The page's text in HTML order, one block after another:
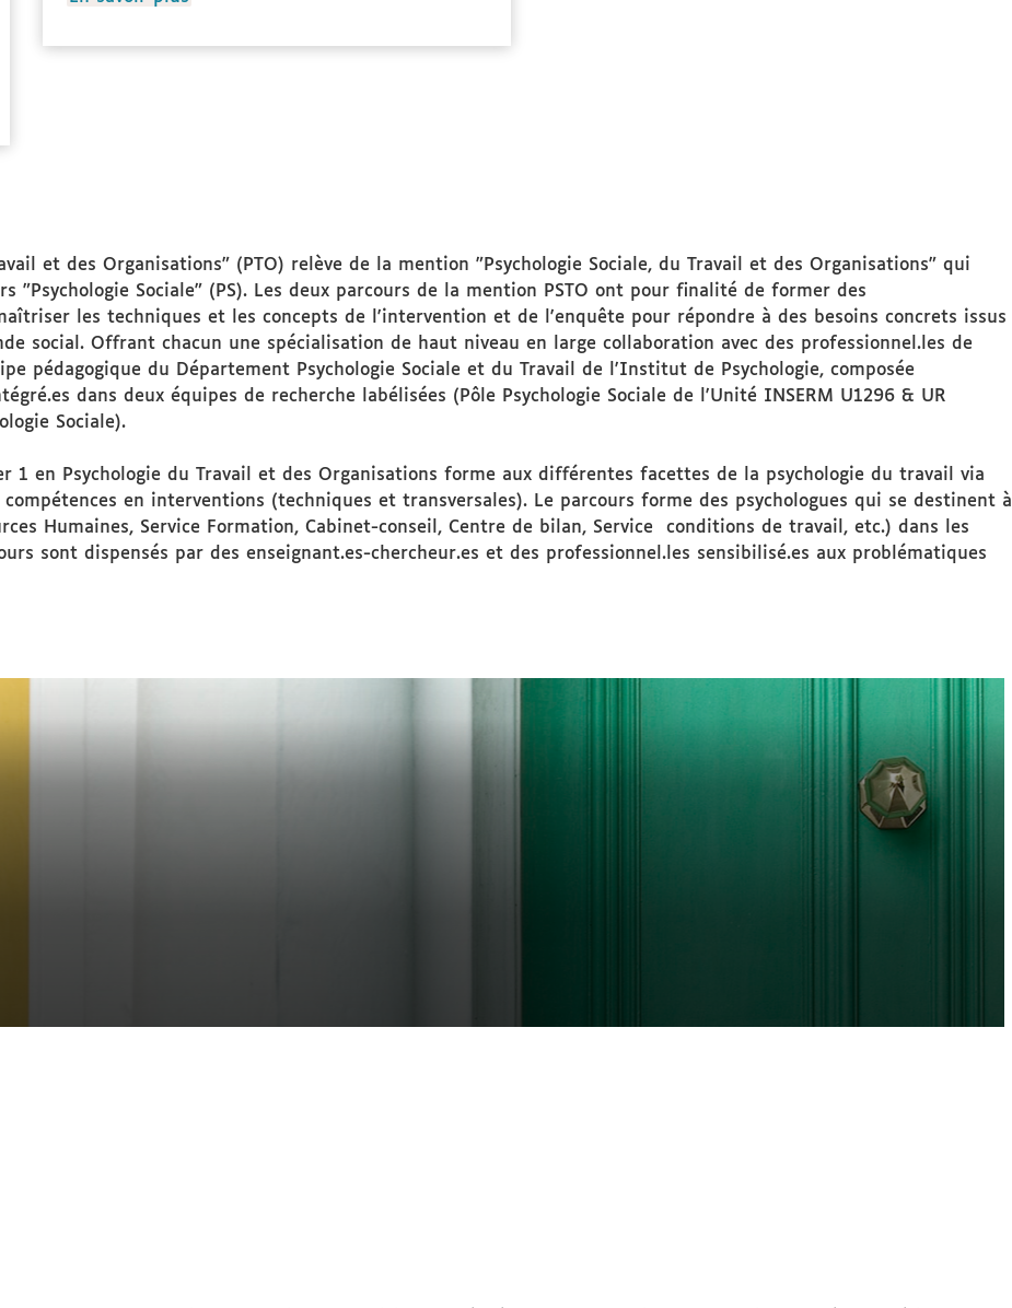
des
et des Organisations" (PTO) relève de la mention "Psychologie Sociale, du Travail et des Organisations" qui
"Psychologie Sociale" (PS). Les deux parcours de la mention PSTO ont pour finalité de former des
les techniques et les concepts de l'intervention et de l'enquête pour répondre à des besoins concrets issus
social. Offrant chacun une spécialisation de haut niveau en large collaboration avec des professionnel.les de
pédagogique du Département Psychologie Sociale et du Travail de l'Institut de Psychologie, composée
dans deux équipes de recherche labélisées (Pôle Psychologie Sociale de l'Unité INSERM U1296 & UR
Sociale).
1 en Psychologie du Travail et des Organisations forme aux différentes facettes de la psychologie du travail via
en interventions (techniques et transversales). Le parcours forme des psychologues qui se destinent à
Humaines, Service Formation, Cabinet-conseil, Centre de bilan, Service conditions de travail, etc.) dans les
sont dispensés par des enseignant.es-chercheur.es et des professionnel.les sensibilisé.es aux problématiques